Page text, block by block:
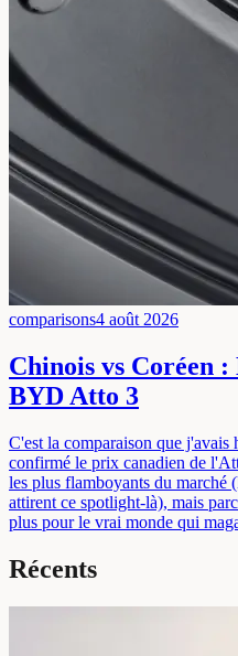
comparisons4 août 2026
Chinois vs Coréen
BYD Atto 3
C'est la comparaison que
confirmé le prix canadien de
les plus flamboyants du
attirent ce spotlight-là), mais
plus pour le vrai monde qui
Récents